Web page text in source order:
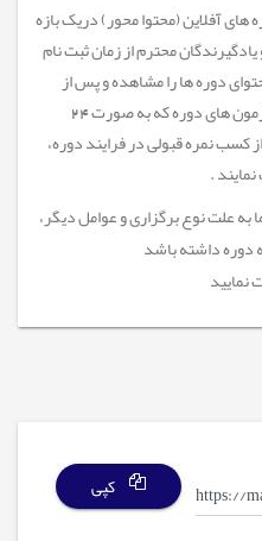
آفلاین (محتوا محور) دریک بازه
گردد و یادگیرندگان محترم از زمان ثبت نام
دارند محتوای دوره ها را مشاهده و پس از
گذشت 72 ساعت از زمان ثبت نام در آزمون های دوره که به صورت 24
نمره قبولی در فرایند دوره،
.
علت نوع برگزاری و عوامل دیگر،
دوره داشته باشد
کپی